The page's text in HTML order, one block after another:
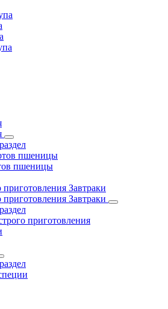
пшеницы
пшеницы
Завтраки
Завтраки
приготовления